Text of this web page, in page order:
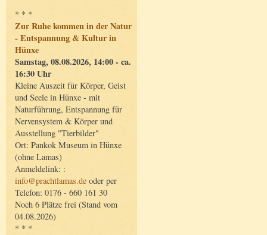
* * *
Zur Ruhe kommen in der Natur
- Entspannung & Kultur in
Hünxe
Samstag, 08.08.2026, 14:00 - ca.
16:30 Uhr
Kleine Auszeit für Körper, Geist
und Seele in Hünxe - mit
Naturführung, Entspannung für
Nervensystem & Körper und
Ausstellung "Tierbilder"
Ort: Pankok Museum in Hünxe
(ohne Lamas)
Anmeldelink: :
info@prachtlamas.de oder per
Telefon: 0176 - 660 161 30
Noch 6 Plätze frei (Stand vom
04.08.2026)
* * *